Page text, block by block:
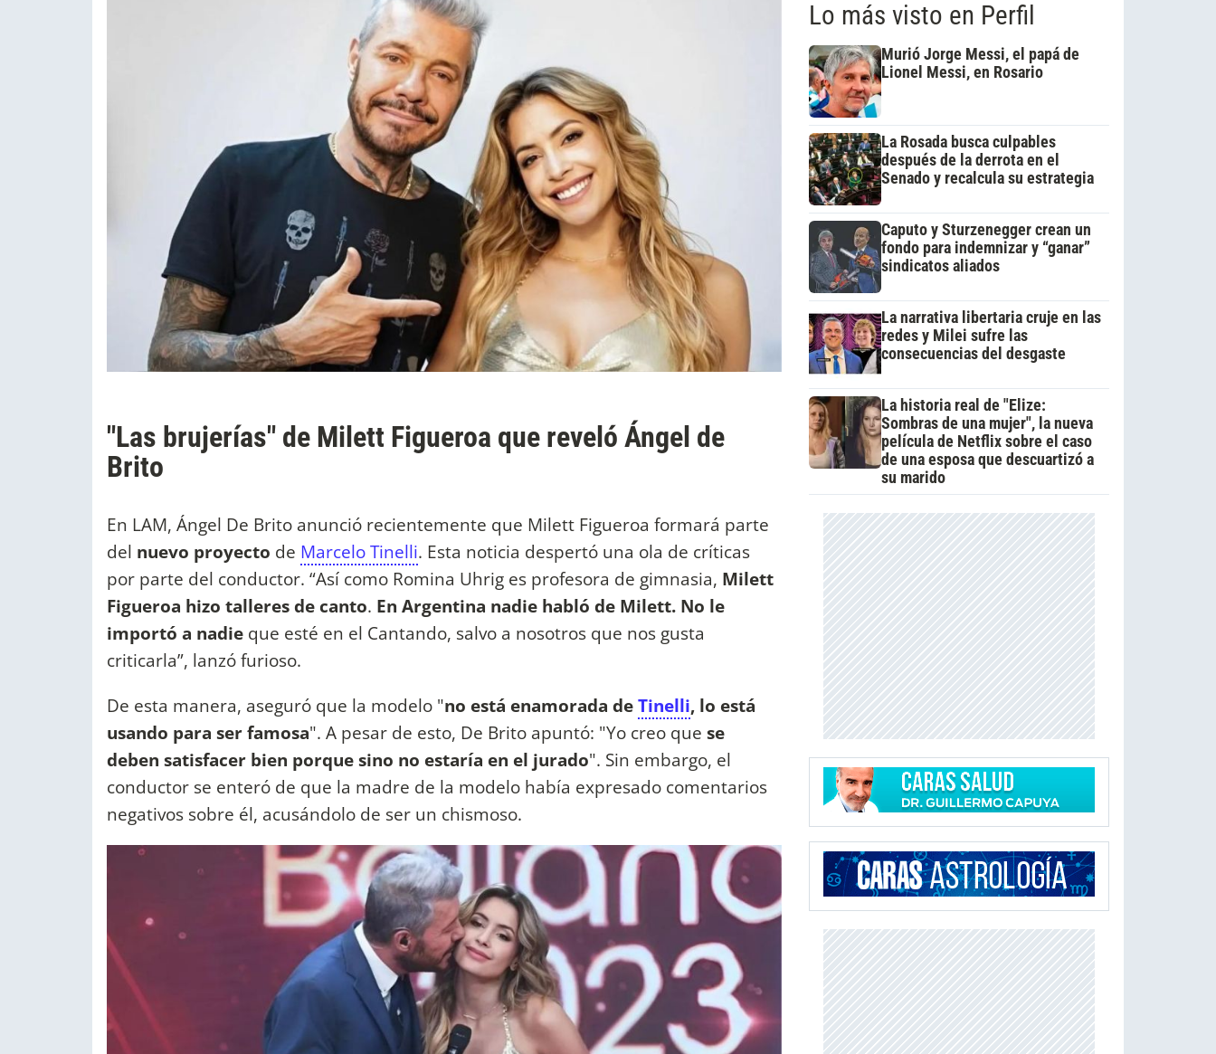
"Las brujerías" de Milett Figueroa que reveló Ángel de
Brito
En LAM, Ángel De Brito anunció recientemente que Milett Figueroa formará parte
del nuevo proyecto de Marcelo Tinelli. Esta noticia despertó una ola de críticas
por parte del conductor. “Así como Romina Uhrig es profesora de gimnasia, Milett
Figueroa hizo talleres de canto. En Argentina nadie habló de Milett. No le
importó a nadie que esté en el Cantando, salvo a nosotros que nos gusta
criticarla”, lanzó furioso.
De esta manera, aseguró que la modelo "no está enamorada deTinelli, lo está
usando para ser famosa". A pesar de esto, De Brito apuntó: "Yo creo que se
deben satisfacer bien porque sino no estaría en el jurado". Sin embargo, el
conductor se enteró de que la madre de la modelo había expresado comentarios
negativos sobre él, acusándolo de ser un chismoso.
Lo más visto en Perfil
Murió Jorge Messi, el papá de
Lionel Messi, en Rosario
La Rosada busca culpables
después de la derrota en el
Senado y recalcula su estrategia
Caputo y Sturzenegger crean un
fondo para indemnizar y “ganar”
sindicatos aliados
La narrativa libertaria cruje en las
redes y Milei sufre las
consecuencias del desgaste
La historia real de "Elize:
Sombras de una mujer", la nueva
película de Netflix sobre el caso
de una esposa que descuartizó a
su marido